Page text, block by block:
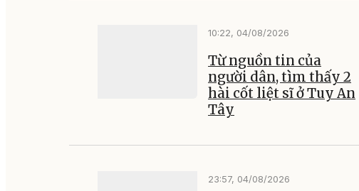
10:22, 04/08/2026
Từ nguồn tin của
người dân, tìm thấy 2
hài cốt liệt sĩ ở Tuy An
Tây
23:57, 04/08/2026